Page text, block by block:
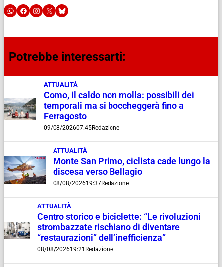
Potrebbe interessarti:
ATTUALITÀ
Como, il caldo non molla: possibili dei
temporali ma si boccheggerà fino a
Ferragosto
09/08/202607:45Redazione
ATTUALITÀ
Monte San Primo, ciclista cade lungo la
discesa verso Bellagio
08/08/202619:37Redazione
ATTUALITÀ
Centro storico e biciclette: “Le rivoluzioni
strombazzate rischiano di diventare
“restaurazioni” dell’inefficienza”
08/08/202619:21 Redazione